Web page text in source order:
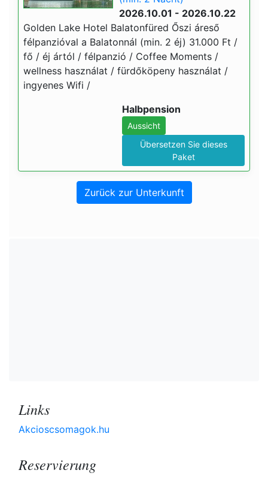
2026.10.01 - 2026.10.22
Golden Lake Hotel Balatonfüred Őszi áreső
félpanzióval a Balatonnál (min. 2 éj) 31.000 Ft /
fő / éj ártól / félpanzió / Coffee Moments /
wellness használat / fürdőköpeny használat /
ingyenes Wifi /
Halbpension
Aussicht
Übersetzen Sie dieses
Paket
Zurück zur Unterkunft
Links
Akcioscsomagok.hu
Reservierung